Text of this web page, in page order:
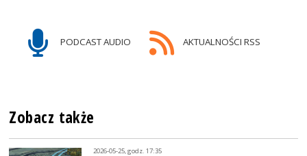
PODCAST AUDIO AKTUALNOŚCI RSS
Zobacz także
2026-05-25, godz. 17:35